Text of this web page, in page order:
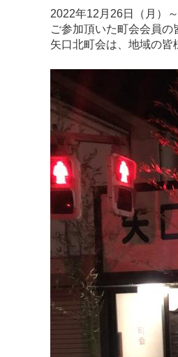
2022年12月26日（月）
ご参加頂いた町会会員の
矢口北町会は、地域の皆